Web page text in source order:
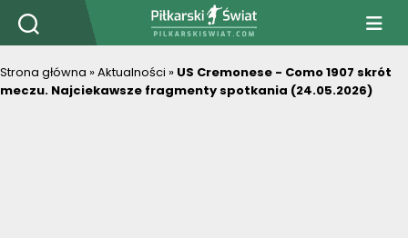
PiłkarskiSwiat.com
Strona główna »Aktualności » US Cremonese - Como 1907 skrót
meczu. Najciekawsze fragmenty spotkania (24.05.2026)